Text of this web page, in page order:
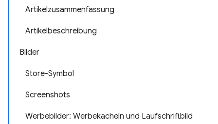
Artikelzusammenfassung
Artikelbeschreibung
Bilder
Store-Symbol
Screenshots
Werbebilder: Werbekacheln und Laufschriftbild